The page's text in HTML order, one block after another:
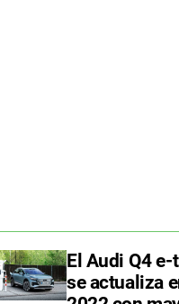
El Audi Q4 e-
se actualiza